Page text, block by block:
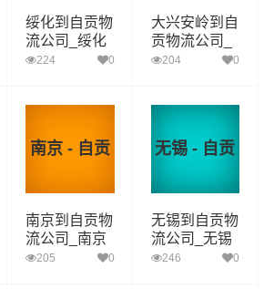
绥化到自贡物
流公司_绥化
到自贡货运_
224 0
大兴安岭到自
贡物流公司_
大兴安岭到自
204 0
南京 - 自贡
南京到自贡物
流公司_南京
到自贡货运_
205 0
无锡 - 自贡
无锡到自贡物
流公司_无锡
到自贡货运_
246 0